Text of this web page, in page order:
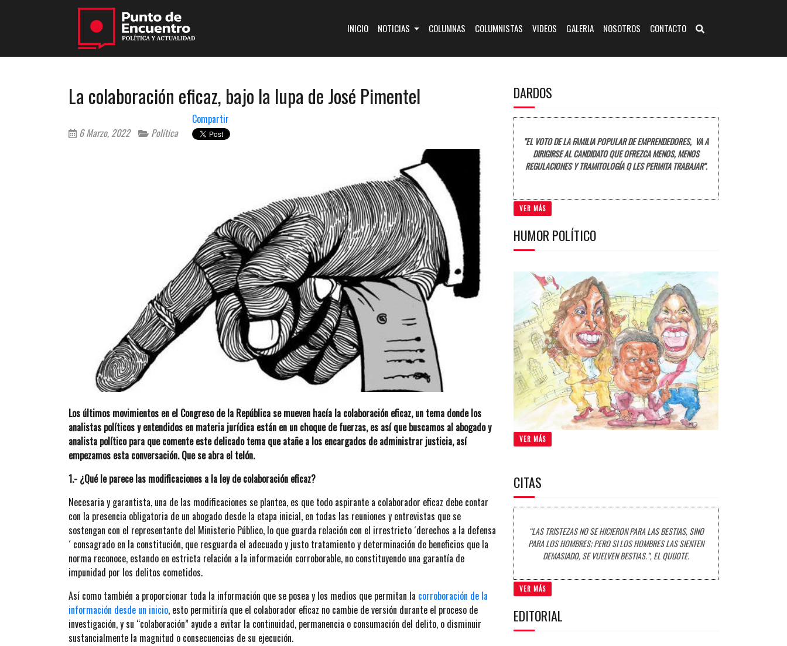
INICIO(CURRENT)
NOTICIAS COLUMNAS COLUMNISTAS VIDEOS GALERIA NOSOTROS CONTACTO
La colaboración eficaz, bajo la lupa de José Pimentel
6 Marzo, 2022 Política
Compartir
Los últimos movimientos en el Congreso de la República se mueven hacía la colaboración eficaz, un tema donde los
analistas políticos y entendidos en materia jurídica están en un choque de fuerzas, es así que buscamos al abogado y
analista político para que comente este delicado tema que atañe a los encargados de administrar justicia, así
empezamos esta conversación. Que se abra el telón.
1.- ¿Qué le parece las modificaciones a la ley de colaboración eficaz?
Necesaria y garantista, una de las modificaciones se plantea, es que todo aspirante a colaborador eficaz debe contar
con la presencia obligatoria de un abogado desde la etapa inicial, en todas las reuniones y entrevistas que se
sostengan con el representante del Ministerio Público, lo que guarda relación con el irrestricto ´derechos a la defensa
´ consagrado en la constitución, que resguarda el adecuado y justo tratamiento y determinación de beneficios que la
norma reconoce, estando en estricta relación a la información corroborable, no constituyendo una garantía de
impunidad por los delitos cometidos.
Así como también a proporcionar toda la información que se posea y los medios que permitan la corroboración de la
información desde un inicio, esto permitiría que el colaborador eficaz no cambie de versión durante el proceso de
investigación, y su “colaboración” ayude a evitar la continuidad, permanencia o consumación del delito, o disminuir
sustancialmente la magnitud o consecuencias de su ejecución.
DARDOS
"EL VOTO DE LA FAMILIA POPULAR DE EMPRENDEDORES, VA A
DIRIGIRSE AL CANDIDATO QUE OFREZCA MENOS, MENOS
REGULACIONES Y TRAMITOLOGÍA Q LES PERMITA TRABAJAR".
VER MÁS
HUMOR POLÍTICO
VER MÁS
CITAS
“LAS TRISTEZAS NO SE HICIERON PARA LAS BESTIAS, SINO
PARA LOS HOMBRES; PERO SI LOS HOMBRES LAS SIENTEN
DEMASIADO, SE VUELVEN BESTIAS.”, EL QUIJOTE.
VER MÁS
EDITORIAL